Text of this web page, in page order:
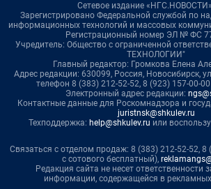
Сетевое издание
Зарегистрировано Федеральной службой по
информационных технологий и массовых
Регистрационный номер ЭЛ № ФС
Учредитель: Общество с ограниченной
ТЕХНОЛОГИИ"
Главный редактор: Громкова Елена
Адрес редакции: 630099, Россия, Новосибирск,
телефон 8 (383) 212-52-52, 8 (923) 157-00-
Электронный адрес редакции:
Контактные данные для Роскомнадзора и
juristnsk@shkulev.ru
Техподдержка: help@shkulev.ru или
Связаться с отделом продаж: 8 (383) 212-52-52, 8
с сотового бесплатный),
Редакция сайта не несет ответственности
информации, содержащейся в